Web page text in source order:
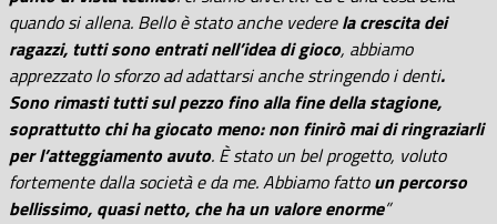
quando si allena. Bello è stato anche vederela crescita dei
ragazzi, tutti sono entrati nell’idea di gioco, abbiamo
apprezzato lo sforzo ad adattarsi anche stringendo i denti.
Sono rimasti tutti sul pezzo fino alla fine della stagione,
soprattutto chi ha giocato meno: non finirò mai di ringraziarli
per l’atteggiamento avuto. È stato un bel progetto, voluto
fortemente dalla società e da me. Abbiamo fattoun percorso
bellissimo, quasi netto, che ha un valore enorme”